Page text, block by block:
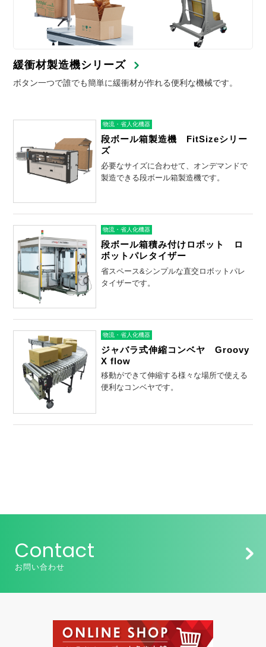
緩衝材製造機シリーズ
ボタン一つで誰でも簡単に緩衝材が作れる便利な機械です。
物流・省人化機器
段ボール箱製造機 FitSizeシリー
ズ
必要なサイズに合わせて、オンデマンドで
製造できる段ボール箱製造機です。
物流・省人化機器
段ボール箱積み付けロボット ロ
ボットパレタイザー
省スペース&シンプルな直交ロボットパレ
タイザーです。
物流・省人化機器
ジャバラ式伸縮コンベヤ Groovy
X flow
移動ができて伸縮する様々な場所で使える
便利なコンベヤです。
Contact
お問い合わせ